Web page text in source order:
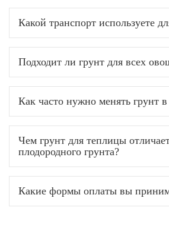
Какой транспорт используете
Подходит ли грунт для всех
Как часто нужно менять грунт
Чем грунт для теплицы
плодородного грунта?
Какие формы оплаты вы